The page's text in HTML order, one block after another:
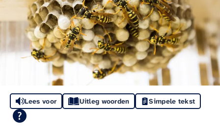
Lees voor Uitleg woorden Simpele tekst